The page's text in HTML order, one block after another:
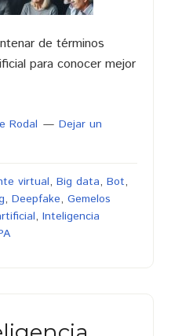
de términos
para conocer mejor
Rodal
Dejar un
virtual, Big data, Bot,
, Deepfake, Gemelos
, Inteligencia